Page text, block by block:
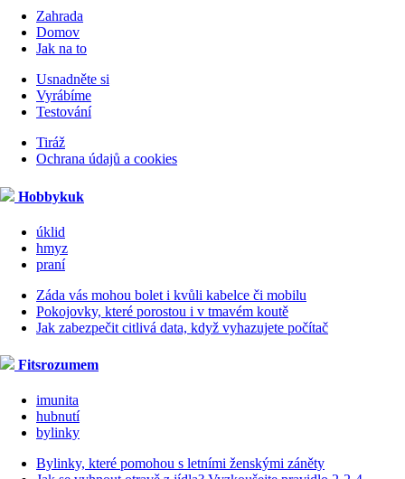
Zahrada
Domov
Jak na to
Usnadněte si
Vyrábíme
Testování
Tiráž
Ochrana údajů a cookies
Hobbykuk
úklid
hmyz
praní
Záda vás mohou bolet i kvůli kabelce či mobilu
Pokojovky, které porostou i v tmavém koutě
Jak zabezpečit citlivá data, když vyhazujete počítač
Fitsrozumem
imunita
hubnutí
bylinky
Bylinky, které pomohou s letními ženskými záněty